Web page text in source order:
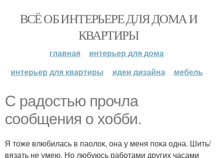
ВСЁ ОБ ИНТЕРЬЕРЕ ДЛЯ ДОМА И
КВАРТИРЫ
главная
интерьер для дома
интерьер для квартиры
идеи дизайна мебель
С радостью прочла
сообщения о хобби.
Я тоже влюбилась в паолок, она у меня пока одна. Шить/
вязать не умею. Но любуюсь работами других часами